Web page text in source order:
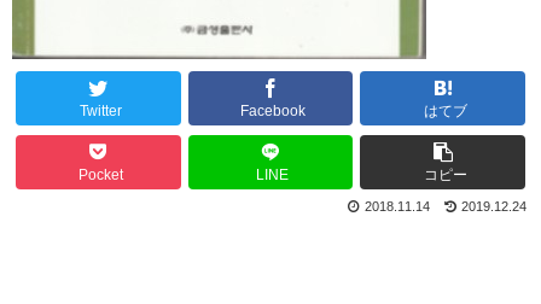
Twitter Facebook はてブ
Pocket LINE コピー
2019.12.24
2018.11.14